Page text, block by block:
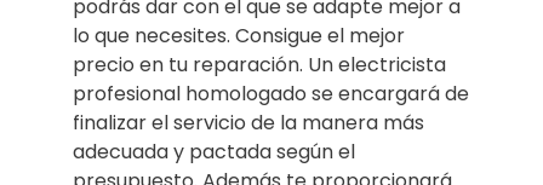
podrás dar con el que se adapte mejor a
lo que necesites. Consigue el mejor
precio en tu reparación. Un electricista
profesional homologado se encargará de
finalizar el servicio de la manera más
adecuada y pactada según el